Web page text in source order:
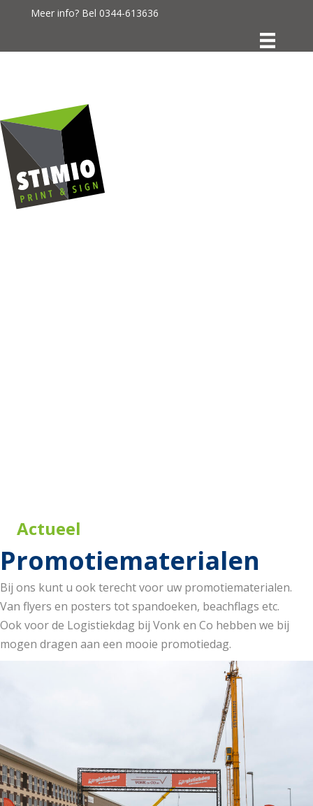
Meer info? Bel 0344-613636
Actueel
Promotiematerialen
Bij ons kunt u ook terecht voor uw promotiematerialen.
Van flyers en posters tot spandoeken, beachflags etc.
Ook voor de Logistiekdag bij Vonk en Co hebben we bij
mogen dragen aan een mooie promotiedag.